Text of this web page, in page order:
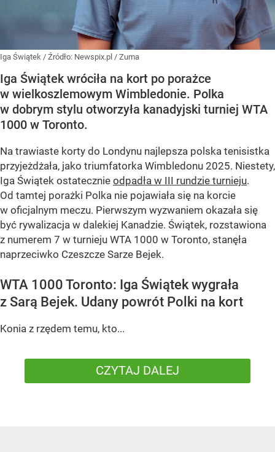
Iga Świątek / Źródło: Newspix.pl / Zuma
Iga Świątek wróciła na kort po porażce
w wielkoszlemowym Wimbledonie. Polka
w dobrym stylu otworzyła kanadyjski turniej WTA
1000 w Toronto.
Na trawiaste korty do Londynu najlepsza polska tenisistka
przyjeżdżała, jako triumfatorka Wimbledonu 2025. Niestety,
Iga Świątek ostatecznie odpadła w III rundzie turnieju.
Od tamtej porażki Polka nie pojawiała się na korcie
w oficjalnym meczu. Pierwszym wyzwaniem okazała się
być rywalizacja w dalekiej Kanadzie. Świątek, rozstawiona
z numerem 7 w turnieju WTA 1000 w Toronto, stanęła
naprzeciwko Czeszcze Sarze Bejek.
WTA 1000 Toronto: Iga Świątek wygrała
z Sarą Bejek. Udany powrót Polki na kort
Konia z rzędem temu, kto...
CZYTAJ DALEJ